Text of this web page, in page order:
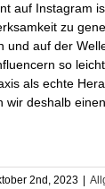
auf Instagram
zu
und auf der
so
als echte
wir deshalb
2nd, 2023